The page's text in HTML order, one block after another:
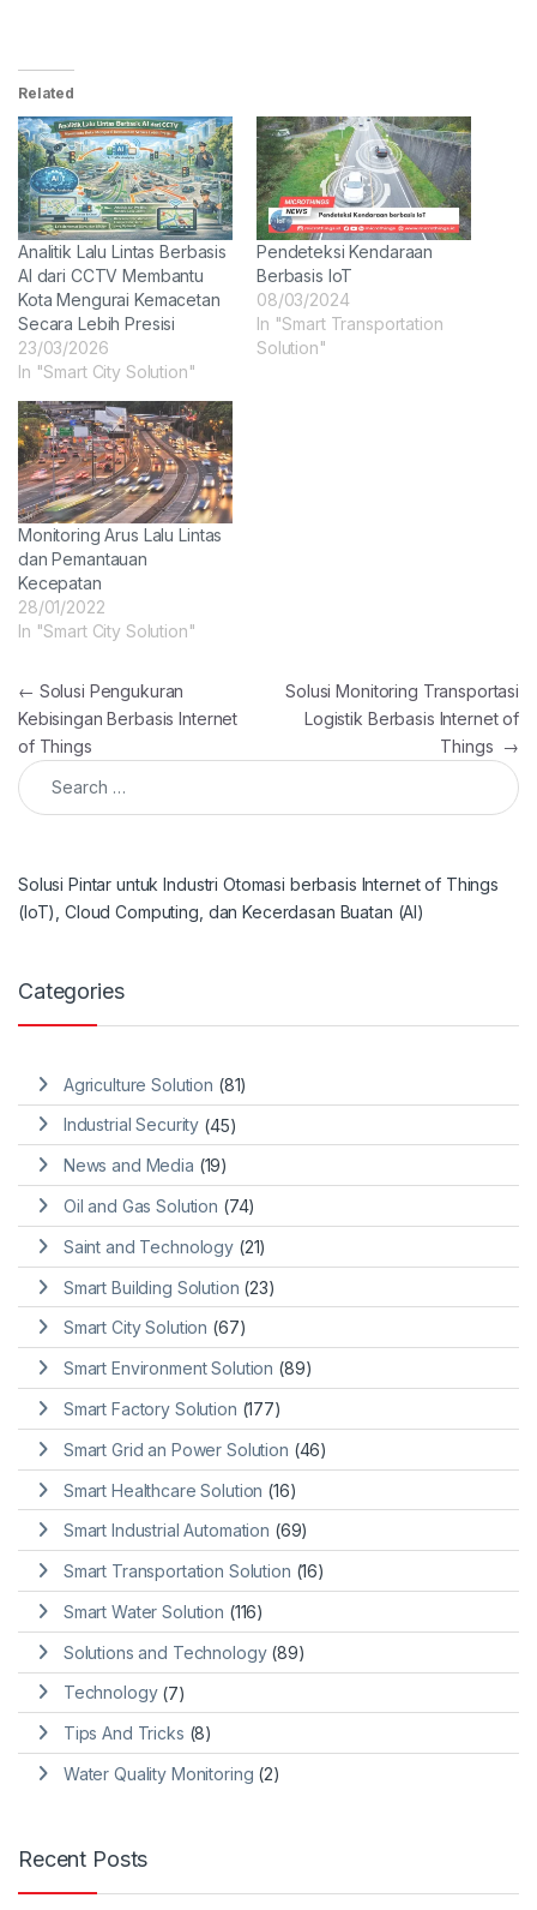
Related
Analitik Lalu Lintas Berbasis
AI dari CCTV Membantu
Kota Mengurai Kemacetan
Secara Lebih Presisi
23/03/2026
In "Smart City Solution"
Pendeteksi Kendaraan
Berbasis IoT
08/03/2024
In "Smart Transportation
Solution"
Monitoring Arus Lalu Lintas
dan Pemantauan
Kecepatan
28/01/2022
In "Smart City Solution"
Post navigation
← Solusi Pengukuran
Kebisingan Berbasis Internet
of Things
Solusi Monitoring Transportasi
Logistik Berbasis Internet of
Things →
Search for:
Solusi Pintar untuk Industri Otomasi berbasis Internet of Things
(IoT), Cloud Computing, dan Kecerdasan Buatan (AI)
Categories
Agriculture Solution (81)
Industrial Security (45)
News and Media (19)
Oil and Gas Solution (74)
Saint and Technology (21)
Smart Building Solution (23)
Smart City Solution (67)
Smart Environment Solution (89)
Smart Factory Solution (177)
Smart Grid an Power Solution (46)
Smart Healthcare Solution (16)
Smart Industrial Automation (69)
Smart Transportation Solution (16)
Smart Water Solution (116)
Solutions and Technology(89)
Technology(7)
Tips And Tricks (8)
Water Quality Monitoring (2)
Recent Posts